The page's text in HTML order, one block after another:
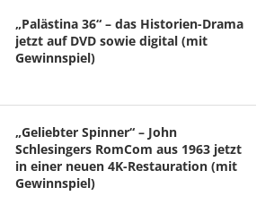
„Palästina 36“ – das Historien-Drama
jetzt auf DVD sowie digital (mit
Gewinnspiel)
„Geliebter Spinner“ – John
Schlesingers RomCom aus 1963 jetzt
in einer neuen 4K-Restauration (mit
Gewinnspiel)